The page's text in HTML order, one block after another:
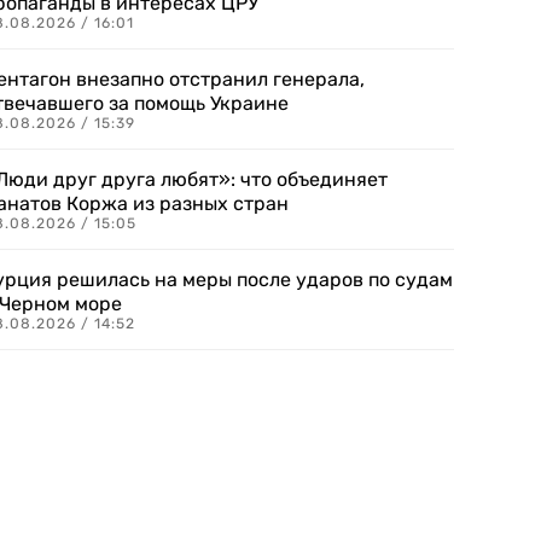
/ 16:01
внезапно отстранил генерала,
за помощь Украине
/ 15:39
друг друга любят»: что объединяет
Коржа из разных стран
/ 15:05
решилась на меры после ударов по судам
море
/ 14:52